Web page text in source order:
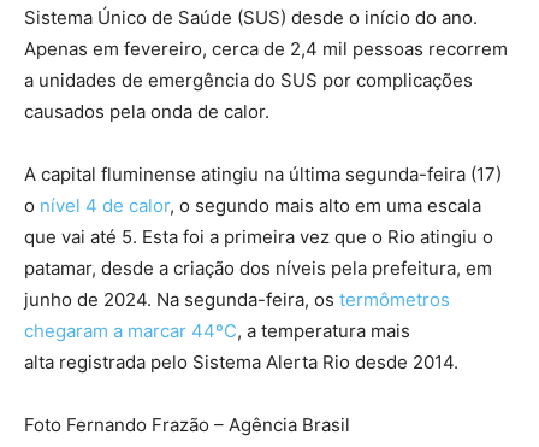
Sistema Único de Saúde (SUS) desde o início do ano.
Apenas em fevereiro, cerca de 2,4 mil pessoas recorrem
a unidades de emergência do SUS por complicações
causados pela onda de calor.
A capital fluminense atingiu na última segunda-feira (17)
o nível 4 de calor, o segundo mais alto em uma escala
que vai até 5. Esta foi a primeira vez que o Rio atingiu o
patamar, desde a criação dos níveis pela prefeitura, em
junho de 2024. Na segunda-feira, os termômetros
chegaram a marcar 44ºC, a temperatura mais
alta registrada pelo Sistema Alerta Rio desde 2014.
Foto Fernando Frazão – Agência Brasil